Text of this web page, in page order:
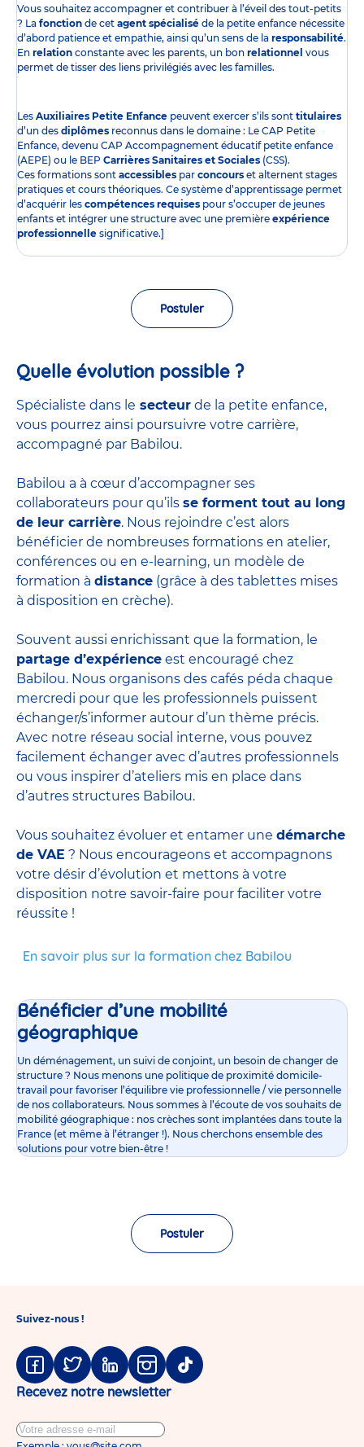
Vous souhaitez accompagner et contribuer à l’éveil des tout-petits
? La fonction de cet agent spécialisé de la petite enfance nécessite
d’abord patience et empathie, ainsi qu’un sens de la responsabilité.
En relation constante avec les parents, un bon relationnel vous
permet de tisser des liens privilégiés avec les familles.
Les Auxiliaires Petite Enfance peuvent exercer s’ils sont titulaires
d’un des diplômes reconnus dans le domaine : Le CAP Petite
Enfance, devenu CAP Accompagnement éducatif petite enfance
(AEPE) ou le BEP Carrières Sanitaires et Sociales (CSS).
Ces formations sont accessibles par concours et alternent stages
pratiques et cours théoriques. Ce système d’apprentissage permet
d’acquérir les compétences requises pour s’occuper de jeunes
enfants et intégrer une structure avec une première expérience
professionnelle significative.]
Postuler
Quelle évolution possible ?
Spécialiste dans le secteur de la petite enfance,
vous pourrez ainsi poursuivre votre carrière,
accompagné par Babilou.
Babilou a à cœur d’accompagner ses
collaborateurs pour qu’ils se forment tout au long
de leur carrière. Nous rejoindre c’est alors
bénéficier de nombreuses formations en atelier,
conférences ou en e-learning, un modèle de
formation à distance (grâce à des tablettes mises
à disposition en crèche).
Souvent aussi enrichissant que la formation, le
partage d’expérience est encouragé chez
Babilou. Nous organisons des cafés péda chaque
mercredi pour que les professionnels puissent
échanger/s’informer autour d’un thème précis.
Avec notre réseau social interne, vous pouvez
facilement échanger avec d’autres professionnels
ou vous inspirer d’ateliers mis en place dans
d’autres structures Babilou.
Vous souhaitez évoluer et entamer une démarche
de VAE ? Nous encourageons et accompagnons
votre désir d’évolution et mettons à votre
disposition notre savoir-faire pour faciliter votre
réussite !
En savoir plus sur la formation chez Babilou
Bénéficier d’une mobilité
géographique
Un déménagement, un suivi de conjoint, un besoin de changer de
structure ? Nous menons une politique de proximité domicile-
travail pour favoriser l’équilibre vie professionnelle / vie personnelle
de nos collaborateurs. Nous sommes à l’écoute de vos souhaits de
mobilité géographique : nos crèches sont implantées dans toute la
France (et même à l’étranger !). Nous cherchons ensemble des
solutions pour votre bien-être !
Postuler
Suivez-nous !
Facebook
TwitterLinkedinInstagram
Tiktok
Recevez notre newsletter